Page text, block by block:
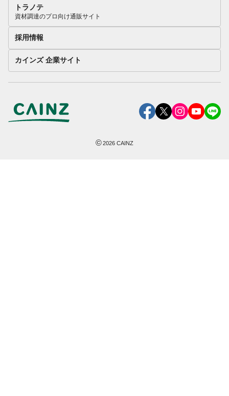
トラノテ
資材調達のプロ向け通販サイト
採用情報
カインズ 企業サイト
©2026 CAINZ